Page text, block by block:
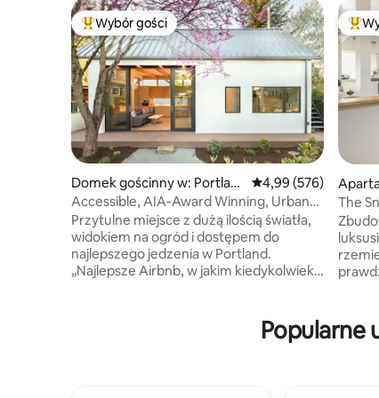
Najpopularniejsze z kategorii Wybór gości
Wybór gości
Domek gościnny w: Portlan
d
Średnia ocena: 4,99
4,99 (576)
Accessible, AIA-Award Winning, Urban
Garden Oasis
Przytulne miejsce z dużą ilością światła,
widokiem na ogród i dostępem do
najlepszego jedzenia w Portland.
„Najlepsze Airbnb, w jakim kiedykolwiek
Architects dla projektanta Webstera
Wilsona – Ekskluzywne udogodnienia
rtland
The
Popularne